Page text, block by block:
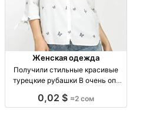
Женская одежда
Получили стильные красивые
турецкие рубашки В очень опт
0,02 $ ≈2 сом